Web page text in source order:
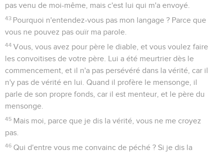
pas venu de moi-même, mais c'est lui qui m'a envoyé.
43 Pourquoi n'entendez-vous pas mon langage ? Parce que
vous ne pouvez pas ouïr ma parole.
44 Vous, vous avez pour père le diable, et vous voulez faire
les convoitises de votre père. Lui a été meurtrier dès le
commencement, et il n'a pas persévéré dans la vérité, car il
n'y pas de vérité en lui. Quand il profère le mensonge, il
parle de son propre fonds, car il est menteur, et le père du
mensonge.
45 Mais moi, parce que je dis la vérité, vous ne me croyez
pas.
46 Qui d'entre vous me convainc de péché ? Si je dis la